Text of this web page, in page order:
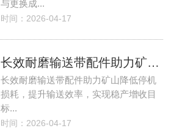
与更换成...
时间：2026-04-17
长效耐磨输送带配件助力矿山实现稳产增收目标
长效耐磨输送带配件助力矿山降低停机
损耗，提升输送效率，实现稳产增收目
标...
时间：2026-04-17